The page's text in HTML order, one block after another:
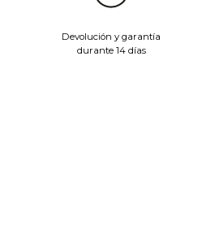
Devolución y garantía
durante 14 días